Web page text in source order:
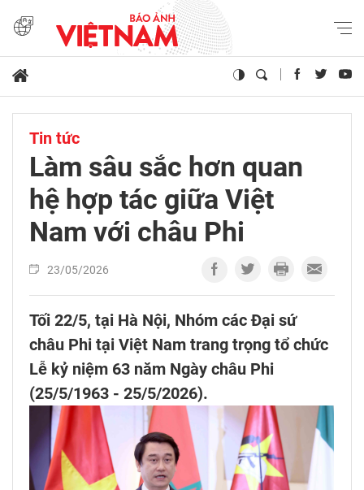
Tin tức
Làm sâu sắc hơn quan
hệ hợp tác giữa Việt
Nam với châu Phi
23/05/2026
Tối 22/5, tại Hà Nội, Nhóm các Đại sứ
châu Phi tại Việt Nam trang trọng tổ chức
Lễ kỷ niệm 63 năm Ngày châu Phi
(25/5/1963 - 25/5/2026).